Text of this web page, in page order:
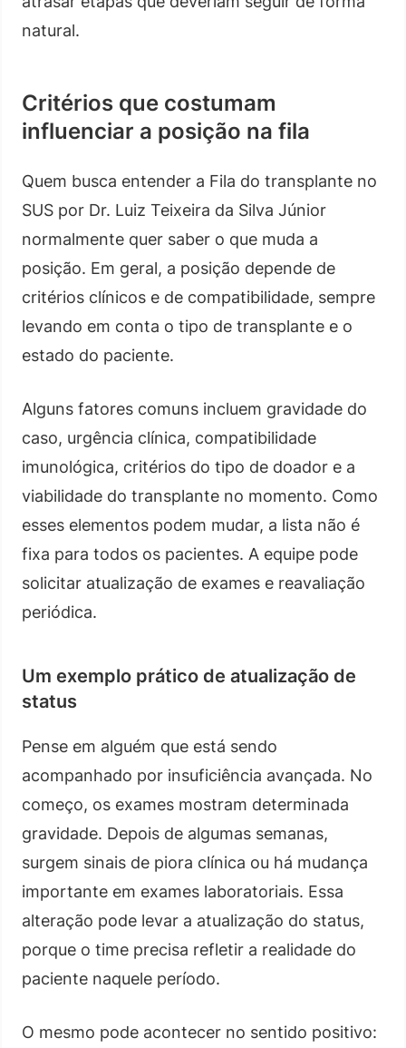
natural.
Critérios que costumam
influenciar a posição na fila
Quem busca entender a Fila do transplante no
SUS por Dr. Luiz Teixeira da Silva Júnior
normalmente quer saber o que muda a
posição. Em geral, a posição depende de
critérios clínicos e de compatibilidade, sempre
levando em conta o tipo de transplante e o
estado do paciente.
Alguns fatores comuns incluem gravidade do
caso, urgência clínica, compatibilidade
imunológica, critérios do tipo de doador e a
viabilidade do transplante no momento. Como
esses elementos podem mudar, a lista não é
fixa para todos os pacientes. A equipe pode
solicitar atualização de exames e reavaliação
periódica.
Um exemplo prático de atualização de
status
Pense em alguém que está sendo
acompanhado por insuficiência avançada. No
começo, os exames mostram determinada
gravidade. Depois de algumas semanas,
surgem sinais de piora clínica ou há mudança
importante em exames laboratoriais. Essa
alteração pode levar a atualização do status,
porque o time precisa refletir a realidade do
paciente naquele período.
O mesmo pode acontecer no sentido positivo: